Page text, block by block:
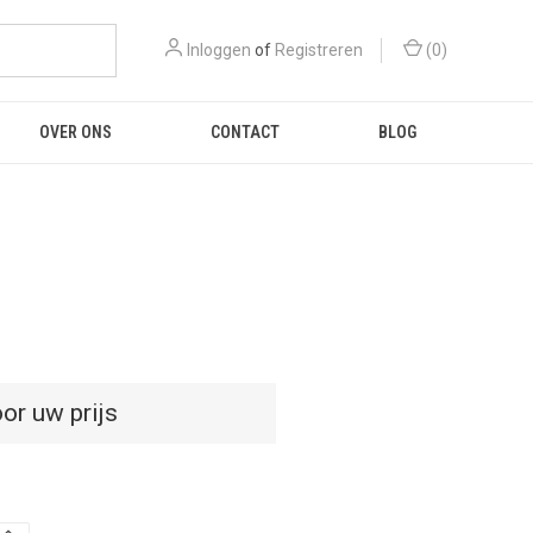
Inloggen of Registreren (0)
OVER ONS CONTACT BLOG
uw prijs